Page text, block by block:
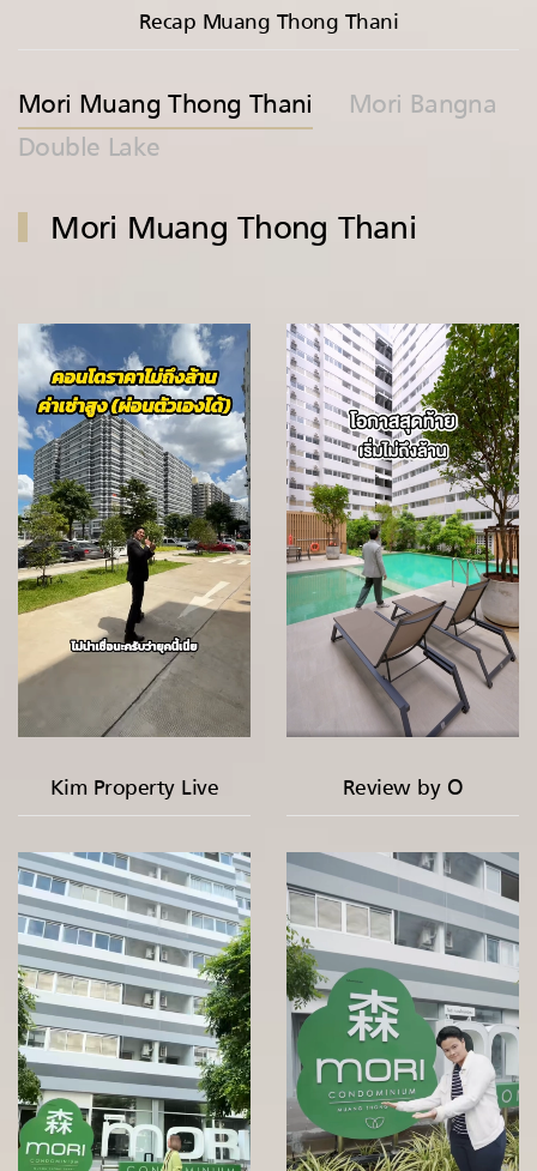
Recap Muang Thong Thani
Mori Muang Thong Thani
Mori Bangna
Double Lake
Mori Muang Thong Thani
Kim Property Live Review by O